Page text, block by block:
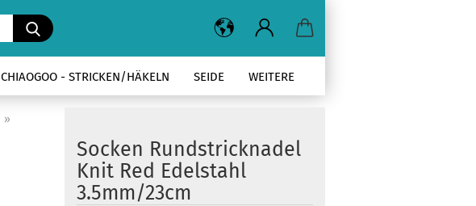
Suche...
CHIAOGOO - STRICKEN/HÄKELN SEIDE WEITERE
»
Socken Rundstricknadel
Knit Red Edelstahl
3.5mm/23cm